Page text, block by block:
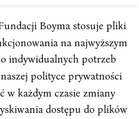
AZJA
handel.
peleton.
Boyma stosuje pliki
na najwyższym
indywidualnych potrzeb
polityce prywatności
w każdym czasie zmiany
dostępu do plików